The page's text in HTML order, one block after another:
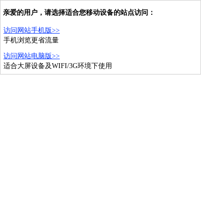
亲爱的用户，请选择适合您移动设备的站点访问：
访问网站手机版>>
手机浏览更省流量
访问网站电脑版>>
适合大屏设备及WIFI/3G环境下使用